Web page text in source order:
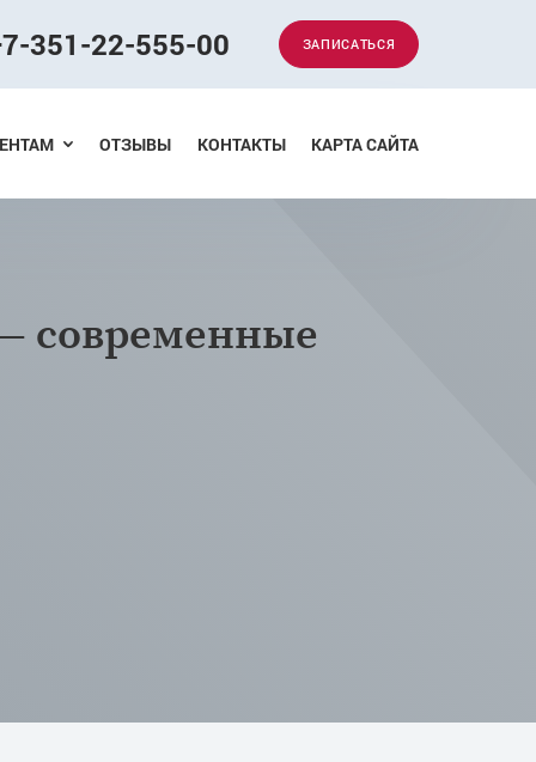
351-22-555-00 ЗАПИСАТЬСЯ
ОТЗЫВЫ КОНТАКТЫ КАРТА САЙТА
современные